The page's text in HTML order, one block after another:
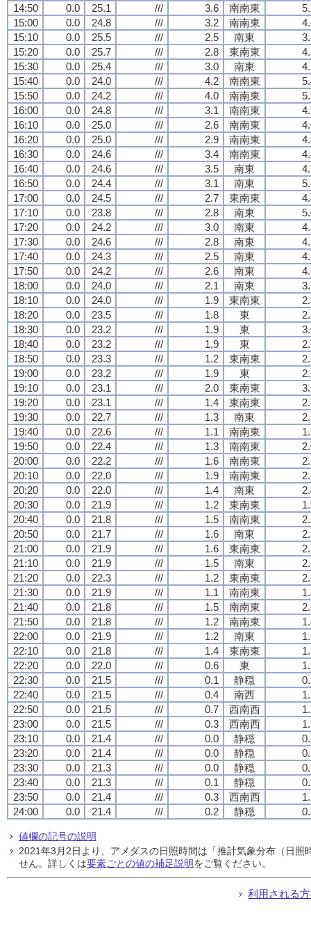
14:50 0.0 25.1 /// 3.6 南南東
15:00
0.0 24.8 /// 3.2 南南東
15:10
0.0 25.5 /// 2.5 南東
15:20
0.0 25.7 /// 2.8 東南東
15:30
0.0 25.4 /// 3.0 南東
15:40
0.0 24.0 /// 4.2 南南東
15:50
0.0 24.2 /// 4.0 南南東
16:00
0.0 24.8 /// 3.1 南南東
16:10
0.0 25.0 /// 2.6 南南東
16:20
0.0 25.0 /// 2.9 南南東
16:30
0.0 24.6 /// 3.4 南南東
16:40
0.0 24.6 /// 3.5 南東
16:50
0.0 24.4 /// 3.1 南東
17:00
0.0 24.5 /// 2.7 東南東
17:10
0.0 23.8 /// 2.8 南東
17:20
0.0 24.2 /// 3.0 南東
17:30
0.0 24.6 /// 2.8 南東
17:40
0.0 24.3 /// 2.5 南東
17:50
0.0 24.2 /// 2.6 南東
18:00
0.0 24.0 /// 2.1 南東
18:10
0.0 24.0 /// 1.9 東南東
18:20
0.0 23.5 /// 1.8 東
18:30
0.0 23.2 /// 1.9 東
18:40
0.0 23.2 /// 1.9 東
18:50
0.0 23.3 /// 1.2 東南東
19:00
0.0 23.2 /// 1.9 東
19:10
0.0 23.1 /// 2.0 東南東
19:20
0.0 23.1 /// 1.4 東南東
19:30
0.0 22.7 /// 1.3 南東
19:40
0.0 22.6 /// 1.1 南南東
19:50
0.0 22.4 /// 1.3 南南東
20:00
0.0 22.2 /// 1.6 南南東
20:10
0.0 22.0 /// 1.9 南南東
20:20
0.0 22.0 /// 1.4 南東
20:30
0.0 21.9 /// 1.2 東南東
20:40
0.0 21.8 /// 1.5 南南東
20:50
0.0 21.7 /// 1.6 南東
21:00
0.0 21.9 /// 1.6 東南東
21:10
0.0 21.9 /// 1.5 南東
21:20
0.0 22.3 /// 1.2 東南東
21:30
0.0 21.9 /// 1.1 南南東
21:40
0.0 21.8 /// 1.5 南南東
21:50
0.0 21.8 /// 1.2 南南東
22:00
0.0 21.9 /// 1.2 南東
22:10
0.0 21.8 /// 1.4 東南東
22:20
0.0 22.0 /// 0.6 東
22:30
0.0 21.5 /// 0.1 静穏
22:40
0.0 21.5 /// 0.4 南西
22:50
0.0 21.5 /// 0.7 西南西
23:00
0.0 21.5 /// 0.3 西南西
23:10
0.0 21.4 /// 0.0 静穏
23:20
0.0 21.4 /// 0.0 静穏
23:30
0.0 21.3 /// 0.0 静穏
23:40
0.0 21.3 /// 0.1 静穏
23:50
0.0 21.4 /// 0.3 西南西
24:00
0.0 21.4 /// 0.2 静穏
値欄の記号の説明
2021年3月2日より、アメダスの日照時間は「推計気象分布（日
せん。詳しくは要素ごとの値の補足説明をご覧ください。
利用される